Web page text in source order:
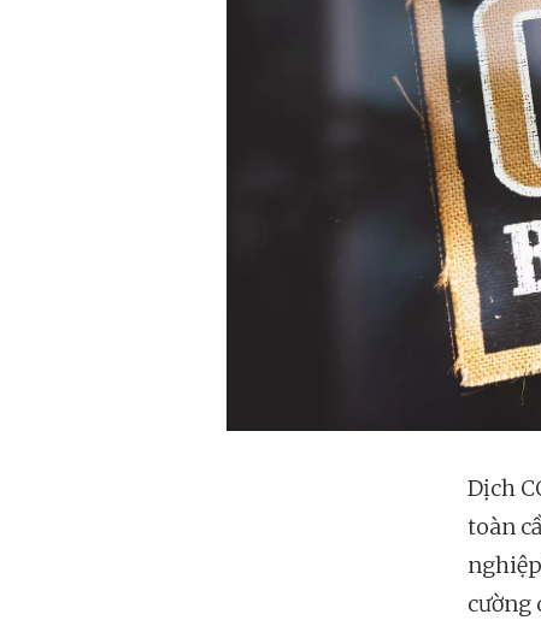
Dịch
toàn
cường